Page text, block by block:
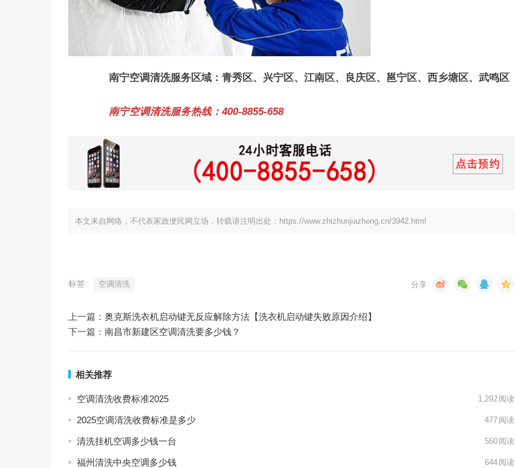
南宁空调清洗服务区域：青秀区、兴宁区、江南区、良庆区、邕宁区、西乡塘区、武鸣区
南宁空调清洗服务热线：400-8855-658
本文来自网络，不代表家政便民网立场，转载请注明出处：https://www.zhizhunjiazheng.cn/3942.html
标签: 空调清洗
上一篇： 奥克斯洗衣机启动键无反应解除方法【洗衣机启动键失败原因介绍】
下一篇： 南昌市新建区空调清洗要多少钱？
相关推荐
空调清洗收费标准2025 1,292 阅读
2025空调清洗收费标准是多少 477 阅读
清洗挂机空调多少钱一台 560 阅读
福州清洗中央空调多少钱 644 阅读